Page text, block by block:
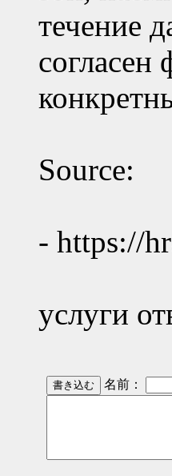
течение
согласен
Source:
- https://
услуги
名前：